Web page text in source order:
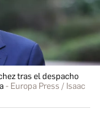
tras el despacho
Europa Press / Isaac